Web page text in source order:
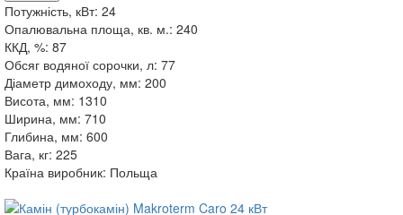
Потужність, кВт: 24
Опалювальна площа, кв. м.: 240
ККД, %: 87
Обсяг водяної сорочки, л: 77
Діаметр димоходу, мм: 200
Висота, мм: 1310
Ширина, мм: 710
Глибина, мм: 600
Вага, кг: 225
Країна виробник: Польща